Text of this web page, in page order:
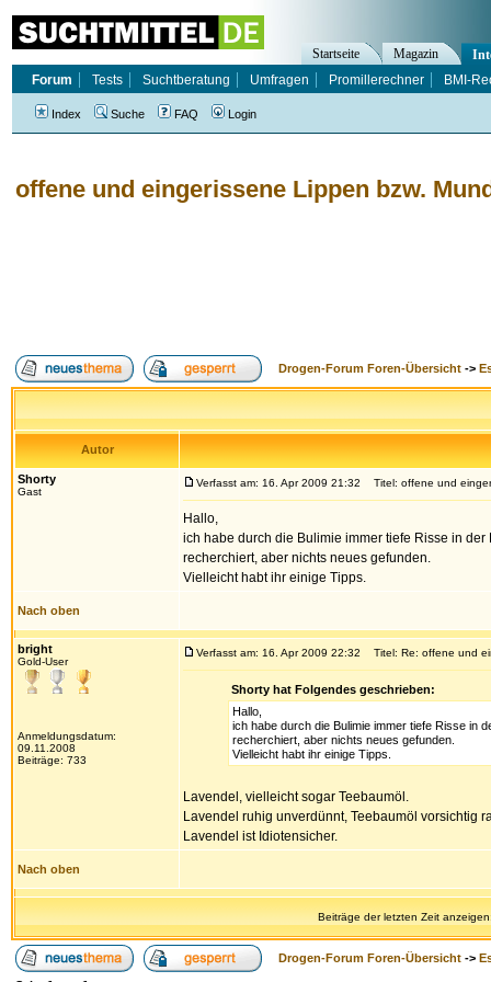
offene und eingerissene Lippen bzw.
Drogen-Forum Foren-Übersicht ->
Autor
Shorty
Gast
Verfasst am: 16. Apr 2009 21:32 Titel: offene und
Hallo,
ich habe durch die Bulimie immer tiefe Risse in
recherchiert, aber nichts neues gefunden.
Vielleicht habt ihr einige Tipps.
Nach oben
bright
Gold-User
Anmeldungsdatum:
09.11.2008
Beiträge: 733
Verfasst am: 16. Apr 2009 22:32 Titel: Re: offene und
Shorty hat Folgendes geschrieben:
Hallo,
ich habe durch die Bulimie immer tiefe Risse in
recherchiert, aber nichts neues gefunden.
Vielleicht habt ihr einige Tipps.
Lavendel, vielleicht sogar Teebaumöl.
Lavendel ruhig unverdünnt, Teebaumöl vorsichtig
Lavendel ist Idiotensicher.
Nach oben
Beiträge der letzten Zeit
Drogen-Forum Foren-Übersicht ->
Startseite Magazin
Forum
Tests Suchtberatung Umfragen Promillerechner BMI-
Index Suche FAQ Login